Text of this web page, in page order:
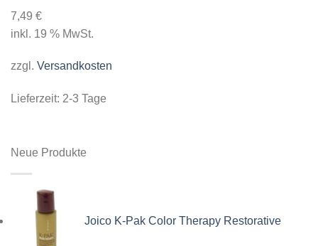
7,49 €
inkl. 19 % MwSt.
zzgl. Versandkosten
Lieferzeit: 2-3 Tage
Neue Produkte
Joico K-Pak Color Therapy Restorative